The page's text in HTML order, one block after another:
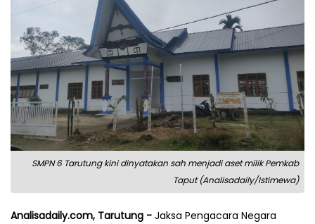
SMPN 6 Tarutung kini dinyatakan sah menjadi aset milik Pemkab
Taput (Analisadaily/Istimewa)
Analisadaily.com, Tarutung - Jaksa Pengacara Negara